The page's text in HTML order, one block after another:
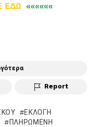
ΕΔΩ ««««««
Report
ΕΚΛΟΓΉ
ΠΛΗΡΩΜΕΝΗ